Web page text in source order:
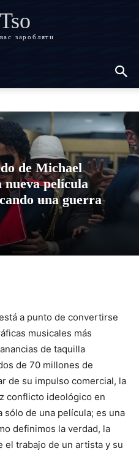
заробляти
de Michael
nueva película
una guerra
a punto de convertirse
musicales más
de taquilla
de 70 millones de
de su impulso comercial, la
conflicto ideológico en
sólo de una película; es una
definimos la verdad, la
el trabajo de un artista y su